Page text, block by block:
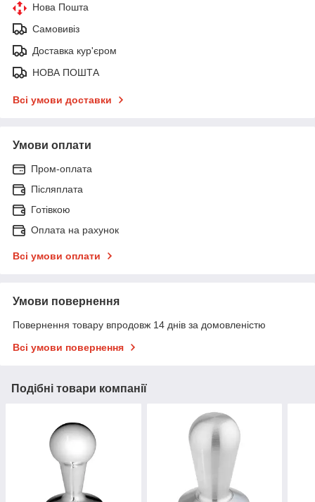
Нова Пошта
Самовивіз
Доставка кур'єром
НОВА ПОШТА
Всі умови доставки
Умови оплати
Пром-оплата
Післяплата
Готівкою
Оплата на рахунок
Всі умови оплати
Умови повернення
Повернення товару впродовж 14 днів за домовленістю
Всі умови повернення
Подібні товари компанії